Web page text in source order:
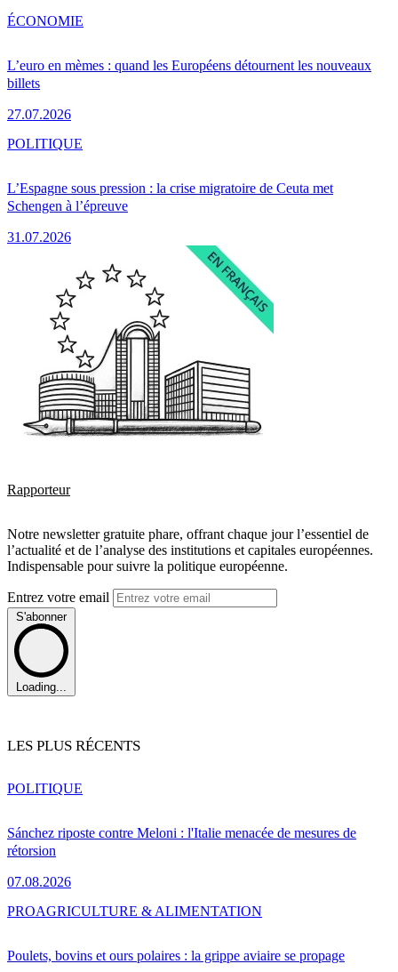
L’euro en mèmes : quand les Européens détournent les nouveaux
billets
27.07.2026
ÉCONOMIE
L’Espagne sous pression : la crise migratoire de Ceuta met
Schengen à l’épreuve
31.07.2026
POLITIQUE
Rapporteur
Notre newsletter gratuite phare, offrant chaque jour l’essentiel de
l’actualité et de l’analyse des institutions et capitales européennes.
Indispensable pour suivre la politique européenne.
Entrez votre email
S'abonner
Loading...
LES PLUS RÉCENTS
Sánchez riposte contre Meloni : l'Italie menacée de mesures de
rétorsion
07.08.2026
POLITIQUE
Poulets, bovins et ours polaires : la grippe aviaire se propage
PROAGRICULTURE & ALIMENTATION